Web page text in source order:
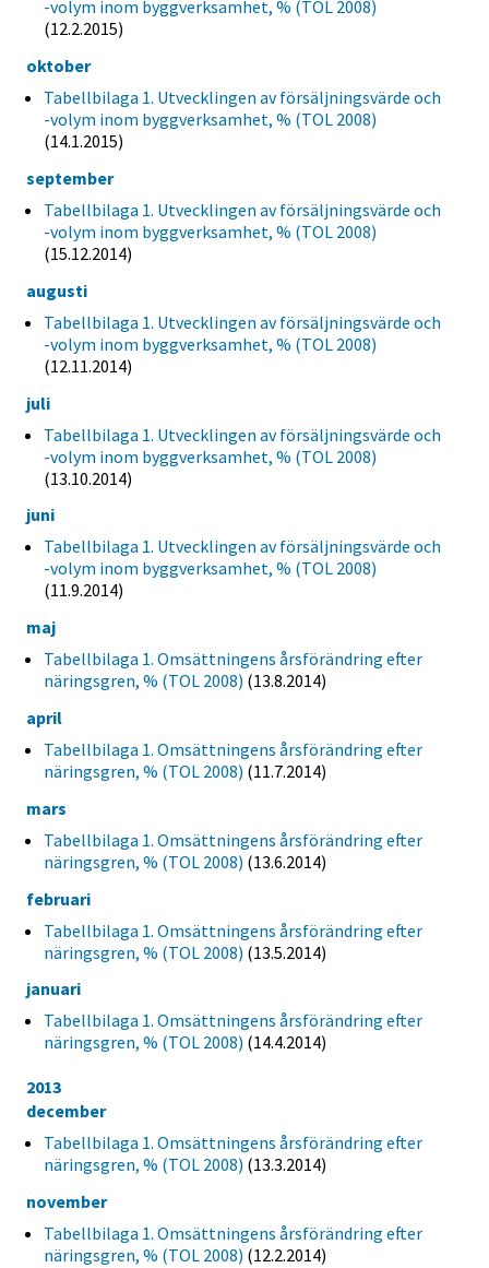
-volym inom byggverksamhet, % (TOL 2008)
(12.2.2015)
oktober
Tabellbilaga 1. Utvecklingen av försäljningsvärde och
-volym inom byggverksamhet, % (TOL 2008)
(14.1.2015)
september
Tabellbilaga 1. Utvecklingen av försäljningsvärde och
-volym inom byggverksamhet, % (TOL 2008)
(15.12.2014)
augusti
Tabellbilaga 1. Utvecklingen av försäljningsvärde och
-volym inom byggverksamhet, % (TOL 2008)
(12.11.2014)
juli
Tabellbilaga 1. Utvecklingen av försäljningsvärde och
-volym inom byggverksamhet, % (TOL 2008)
(13.10.2014)
juni
Tabellbilaga 1. Utvecklingen av försäljningsvärde och
-volym inom byggverksamhet, % (TOL 2008)
(11.9.2014)
maj
Tabellbilaga 1. Omsättningens årsförändring efter
näringsgren, % (TOL 2008) (13.8.2014)
april
Tabellbilaga 1. Omsättningens årsförändring efter
näringsgren, % (TOL 2008) (11.7.2014)
mars
Tabellbilaga 1. Omsättningens årsförändring efter
näringsgren, % (TOL 2008) (13.6.2014)
februari
Tabellbilaga 1. Omsättningens årsförändring efter
näringsgren, % (TOL 2008) (13.5.2014)
januari
Tabellbilaga 1. Omsättningens årsförändring efter
näringsgren, % (TOL 2008) (14.4.2014)
2013
december
Tabellbilaga 1. Omsättningens årsförändring efter
näringsgren, % (TOL 2008) (13.3.2014)
november
Tabellbilaga 1. Omsättningens årsförändring efter
näringsgren, % (TOL 2008) (12.2.2014)